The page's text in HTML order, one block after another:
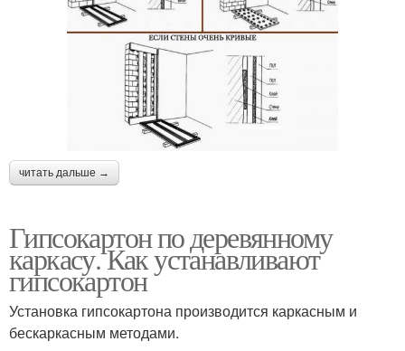
читать дальше →
Гипсокартон по деревянному
каркасу. Как устанавливают
гипсокартон
Установка гипсокартона производится каркасным и
бескаркасным методами.